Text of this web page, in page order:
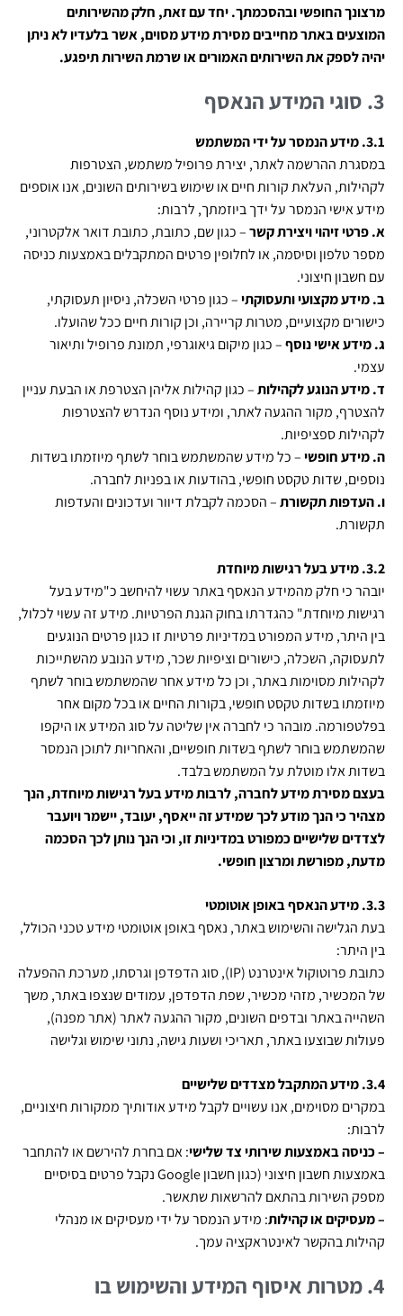
מרצונך החופשי ובהסכמתך. יחד עם זאת, חלק מהשירותים
המוצעים באתר מחייבים מסירת מידע מסוים, אשר בלעדיו לא ניתן
יהיה לספק את השירותים האמורים או שרמת השירות תיפגע.
3. סוגי המידע הנאסף
3.1. מידע הנמסר על ידי המשתמש
במסגרת ההרשמה לאתר, יצירת פרופיל משתמש, הצטרפות
לקהילות, העלאת קורות חיים או שימוש בשירותים השונים, אנו אוספים
מידע אישי הנמסר על ידך ביוזמתך, לרבות:
א. פרטי זיהוי ויצירת קשר– כגון שם, כתובת, כתובת דואר אלקטרוני,
מספר טלפון וסיסמה, או לחלופין פרטים המתקבלים באמצעות כניסה
עם חשבון חיצוני.
ב. מידע מקצועי ותעסוקתי– כגון פרטי השכלה, ניסיון תעסוקתי,
כישורים מקצועיים, מטרות קריירה, וכן קורות חיים ככל שהועלו.
ג. מידע אישי נוסף– כגון מיקום גיאוגרפי, תמונת פרופיל ותיאור
עצמי.
ד. מידע הנוגע לקהילות– כגון קהילות אליהן הצטרפת או הבעת עניין
להצטרף, מקור ההגעה לאתר, ומידע נוסף הנדרש להצטרפות
לקהילות ספציפיות.
ה. מידע חופשי– כל מידע שהמשתמש בוחר לשתף מיוזמתו בשדות
נוספים, שדות טקסט חופשי, בהודעות או בפניות לחברה.
ו. העדפות תקשורת– הסכמה לקבלת דיוור ועדכונים והעדפות
תקשורת.
3.2. מידע בעל רגישות מיוחדת
יובהר כי חלק מהמידע הנאסף באתר עשוי להיחשב כ"מידע בעל
רגישות מיוחדת" כהגדרתו בחוק הגנת הפרטיות. מידע זה עשוי לכלול,
בין היתר, מידע המפורט במדיניות פרטיות זו כגון פרטים הנוגעים
לתעסוקה, השכלה, כישורים וציפיות שכר, מידע הנובע מהשתייכות
לקהילות מסוימות באתר, וכן כל מידע אחר שהמשתמש בוחר לשתף
מיוזמתו בשדות טקסט חופשי, בקורות החיים או בכל מקום אחר
בפלטפורמה. מובהר כי לחברה אין שליטה על סוג המידע או היקפו
שהמשתמש בוחר לשתף בשדות חופשיים, והאחריות לתוכן הנמסר
בשדות אלו מוטלת על המשתמש בלבד.
בעצם מסירת מידע לחברה, לרבות מידע בעל רגישות מיוחדת, הנך
מצהיר כי הנך מודע לכך שמידע זה ייאסף, יעובד, יישמר ויועבר
לצדדים שלישיים כמפורט במדיניות זו, וכי הנך נותן לכך הסכמה
מדעת, מפורשת ומרצון חופשי.
3.3. מידע הנאסף באופן אוטומטי
בעת הגלישה והשימוש באתר, נאסף באופן אוטומטי מידע טכני הכולל,
בין היתר:
כתובת פרוטוקול אינטרנט (IP), סוג הדפדפן וגרסתו, מערכת ההפעלה
של המכשיר, מזהי מכשיר, שפת הדפדפן, עמודים שנצפו באתר, משך
השהייה באתר ובדפים השונים, מקור ההגעה לאתר (אתר מפנה),
פעולות שבוצעו באתר, תאריכי ושעות גישה, נתוני שימוש וגלישה
3.4. מידע המתקבל מצדדים שלישיים
במקרים מסוימים, אנו עשויים לקבל מידע אודותיך ממקורות חיצוניים,
לרבות:
– כניסה באמצעות שירותי צד שלישי: אם בחרת להירשם או להתחבר
באמצעות חשבון חיצוני (כגון חשבון
נקבל פרטים בסיסיים
מספק השירות בהתאם להרשאות שתאשר.
– מעסיקים או קהילות: מידע הנמסר על ידי מעסיקים או מנהלי
קהילות בהקשר לאינטראקציה עמך.
4. מטרות איסוף המידע והשימוש בו